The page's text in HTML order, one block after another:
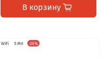
В корзину
WiFi 5 Мп -20%